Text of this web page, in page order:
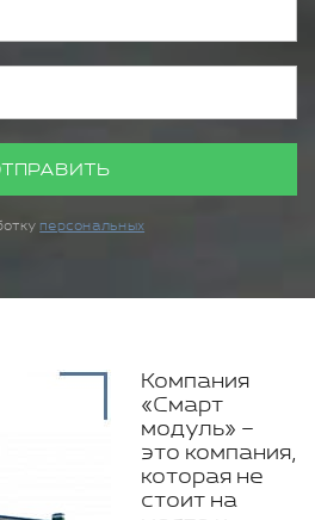
персональных
Компания
«Смарт
модуль» –
это компания,
которая не
стоит на